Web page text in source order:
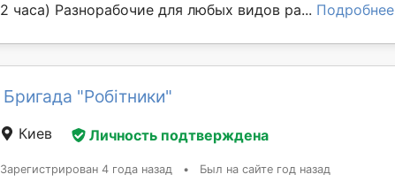
2 часа) Разнорабочие для любых видов ра... Подробнее
Бригада "Робітники"
Киев Личность подтверждена
Зарегистрирован 4 года назад • Был на сайте год назад